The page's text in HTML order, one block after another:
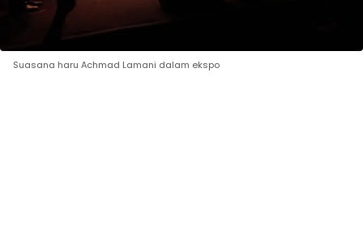
Suasana haru Achmad Lamani dalam ekspo